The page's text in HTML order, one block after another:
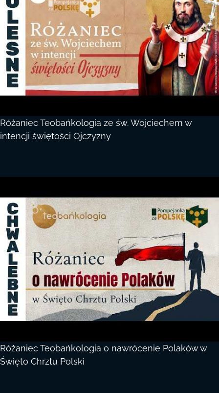
Różaniec Teobańkologia ze św. Wojciechem w
intencji świętości Ojczyzny
Różaniec Teobańkologia o nawrócenie Polaków w
Święto Chrztu Polski